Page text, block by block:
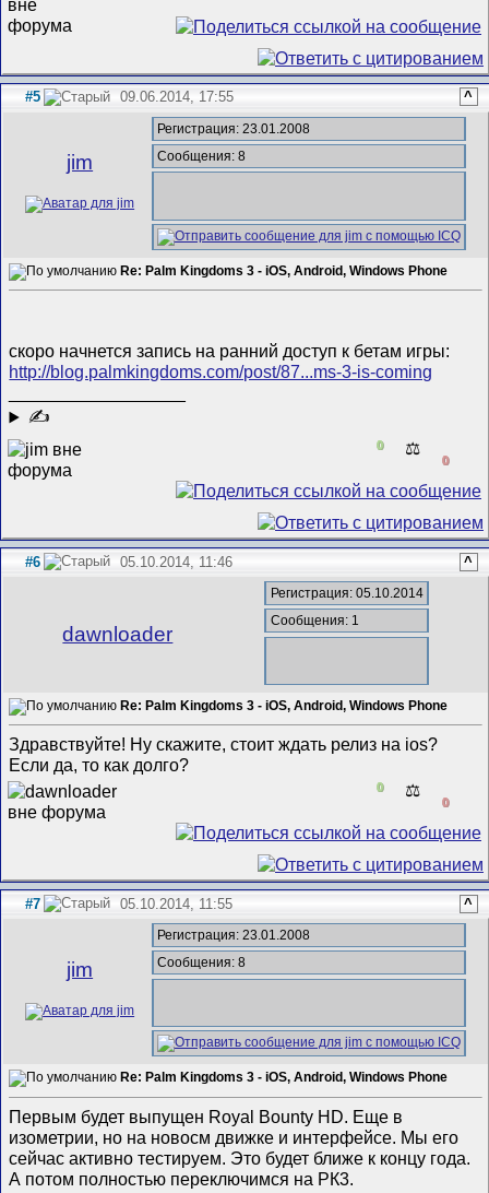
#5 09.06.2014, 17:55 ^
jim
Регистрация: 23.01.2008
Сообщения: 8
Re: Palm Kingdoms 3 - iOS, Android, Windows Phone
скоро начнется запись на ранний доступ к бетам игры:
http://blog.palmkingdoms.com/post/87...ms-3-is-coming
✍
0 ⚖️
0
#6 05.10.2014, 11:46 ^
dawnloader
Регистрация: 05.10.2014
Сообщения: 1
Re: Palm Kingdoms 3 - iOS, Android, Windows Phone
Здравствуйте! Ну скажите, стоит ждать релиз на ios?
Если да, то как долго?
0 ⚖️
0
#7 05.10.2014, 11:55 ^
jim
Регистрация: 23.01.2008
Сообщения: 8
Re: Palm Kingdoms 3 - iOS, Android, Windows Phone
Первым будет выпущен Royal Bounty HD. Еще в
изометрии, но на новосм движке и интерфейсе. Мы его
сейчас активно тестируем. Это будет ближе к концу года.
А потом полностью переключимся на РК3.